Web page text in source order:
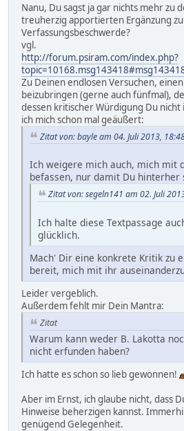
Nanu, Du sagst ja gar nichts mehr zu
treuherzig apportierten Ergänzung
Verfassungsbeschwerde?
vgl.
http://forum.psiram.com/index.php?
Zu Deinen endlosen Versuchen,
beizubringen (gerne auch fünfmal),
dessen kritischer Würdigung Du nicht
ich mich schon mal geäußert:
Zitat von: bayle am 04. Juli 2013,
Ich weigere mich auch, mich mit
befassen, nur damit Du hinterher
Zitat von: segeln141 am 02. Juli
Ich halte diese Textpassage
glücklich.
Mach' Dir eine konkrete Kritik zu
bereit, mich mit ihr
Leider vergeblich.
Außerdem fehlt mir Dein Mantra:
Zitat
Warum kann weder B. Lakotta
nicht erfunden haben?
Ich hatte es schon so lieb gewonnen!
Aber im Ernst, ich glaube nicht, dass
Hinweise beherzigen kannst.
genügend Gelegenheit.